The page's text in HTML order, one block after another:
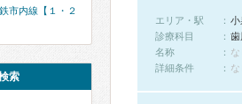
エリア・駅
小
診療科目
歯
名称
な
詳細条件
市内線【１・２
索